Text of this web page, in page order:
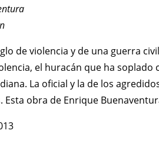
de violencia y de una guerra
el huracán que ha soplado
La oficial y la de los
obra de Enrique